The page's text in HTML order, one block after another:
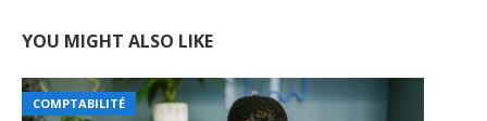
YOU MIGHT ALSO LIKE
COMPTABILITÉ